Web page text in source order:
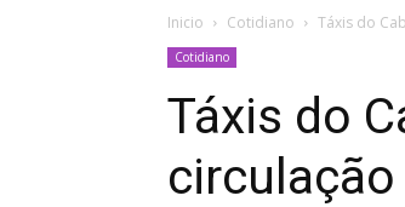
Inicio Cotidiano Táxis do
Cotidiano
Táxis do